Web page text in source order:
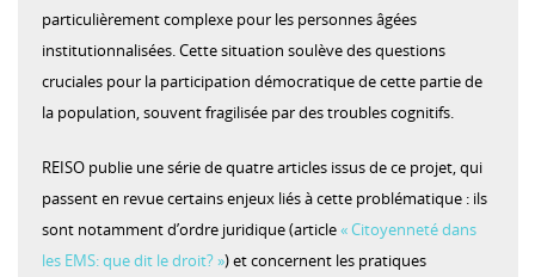
particulièrement complexe pour les personnes âgées
institutionnalisées. Cette situation soulève des questions
cruciales pour la participation démocratique de cette partie de
la population, souvent fragilisée par des troubles cognitifs.
REISO publie une série de quatre articles issus de ce projet, qui
passent en revue certains enjeux liés à cette problématique : ils
sont notamment d’ordre juridique (article« Citoyenneté dans
les EMS: que dit le droit? ») et concernent les pratiques